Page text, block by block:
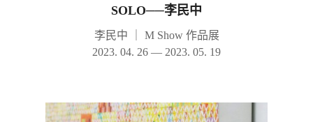
SOLO──李民中
李民中
M Show 作品展
2023. 04. 26 — 2023. 05. 19